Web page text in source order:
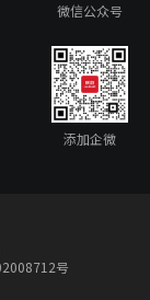
微信公众号
添加企微
号